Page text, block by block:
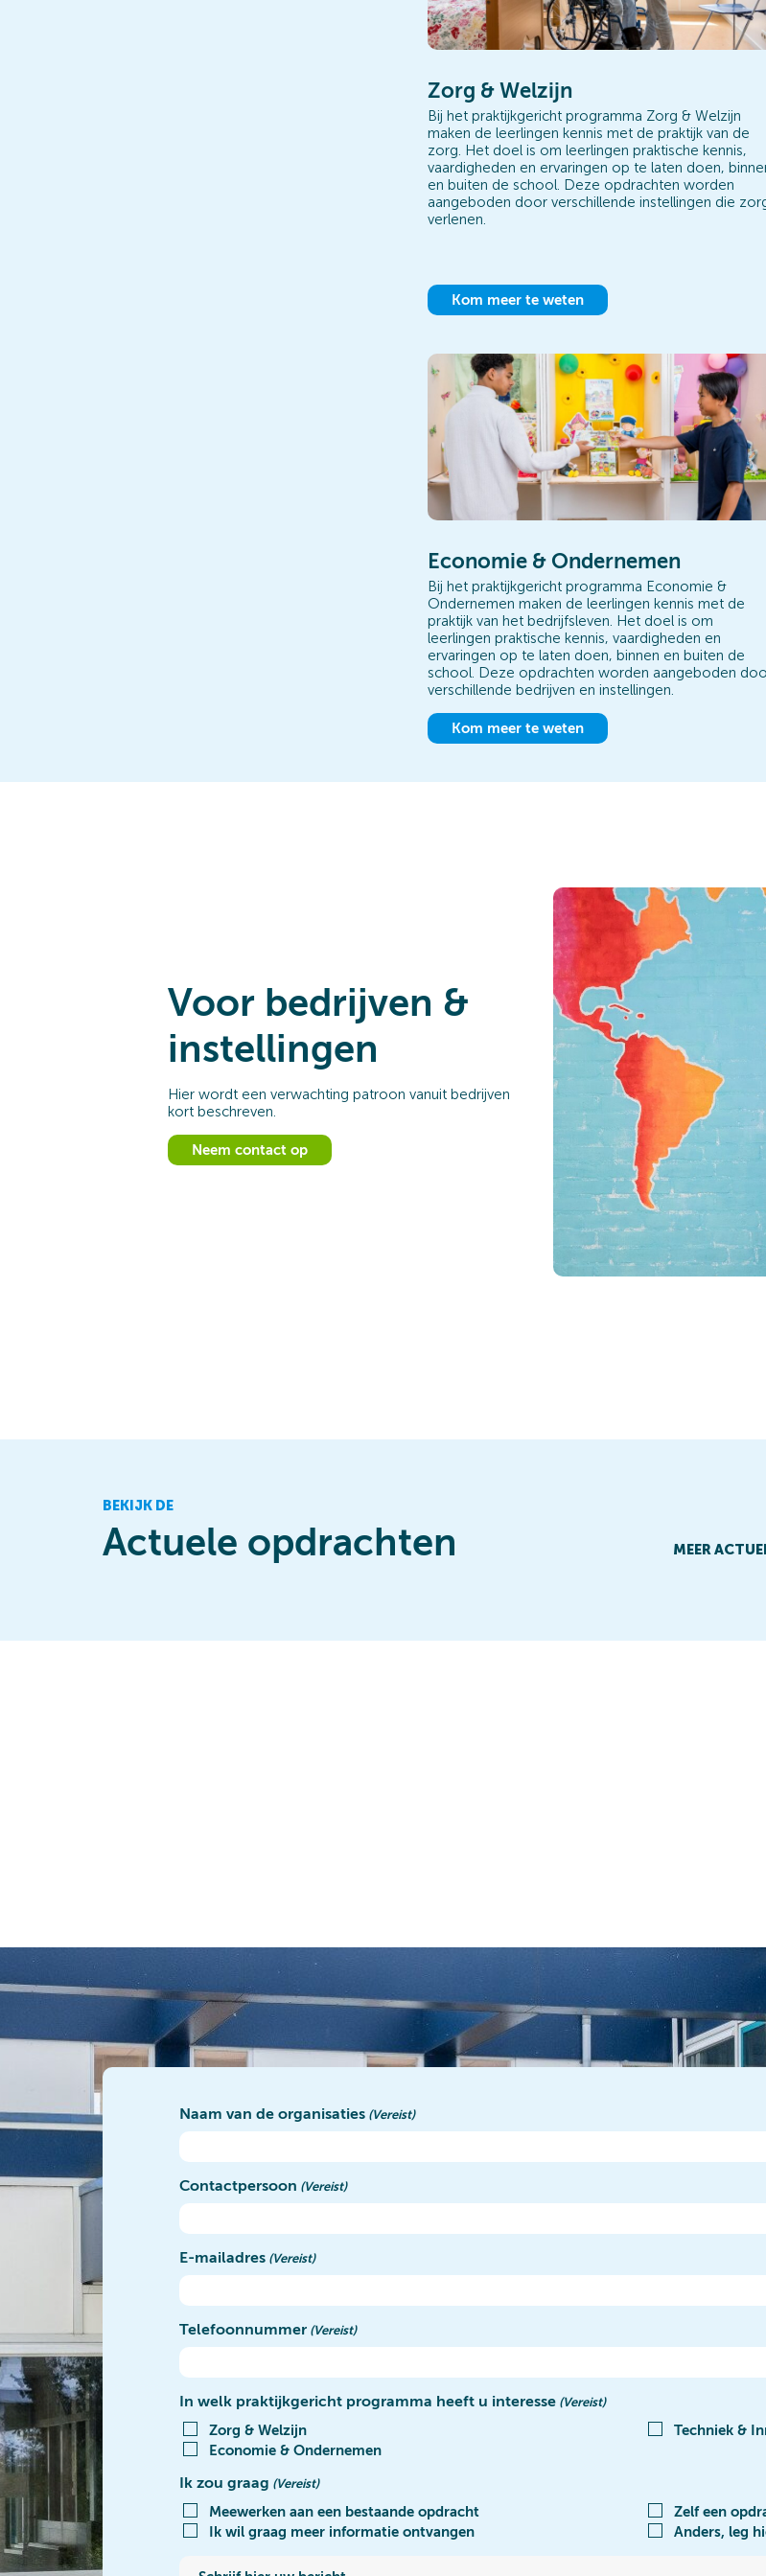
Zorg & Welzijn
Bij het praktijkgericht programma Zorg & Welzijn
maken de leerlingen kennis met de praktijk van de
zorg. Het doel is om leerlingen praktische kennis,
vaardigheden en ervaringen op te laten doen,
en buiten de school. Deze opdrachten worden
aangeboden door verschillende instellingen die
verlenen.
Kom meer te weten
Economie & Ondernemen
Bij het praktijkgericht programma Economie &
Ondernemen maken de leerlingen kennis met de
praktijk van het bedrijfsleven. Het doel is om
leerlingen praktische kennis, vaardigheden en
ervaringen op te laten doen, binnen en buiten de
school. Deze opdrachten worden aangeboden
verschillende bedrijven en instellingen.
Kom meer te weten
Voor bedrijven &
instellingen
Hier wordt een verwachting patroon vanuit bedrijven
kort beschreven.
Neem contact op
BEKIJK DE
Actuele opdrachten MEER
Naam van de organisaties (Vereist)
Contactpersoon (Vereist)
E-mailadres (Vereist)
Telefoonnummer (Vereist)
In welk praktijkgericht programma heeft u interesse (Vereist)
Zorg & Welzijn
Techniek &
Economie & Ondernemen
Ik zou graag (Vereist)
Meewerken aan een bestaande opdracht
Zelf een
Ik wil graag meer informatie ontvangen
Anders, leg